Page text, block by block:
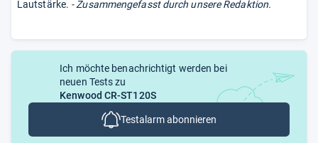
Lautstärke. - Zusammengefasst durch unsere Redaktion.
Ich möchte benachrichtigt werden bei
neuen Tests zu
Kenwood CR-ST120S
Testalarm abonnieren